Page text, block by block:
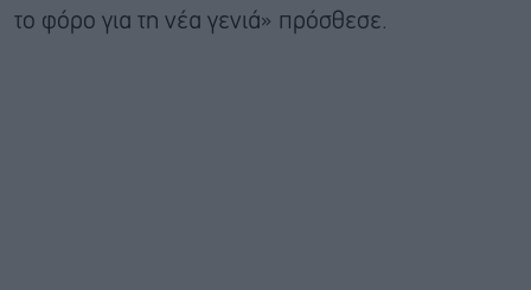
το φόρο για τη νέα γενιά» πρόσθεσε.